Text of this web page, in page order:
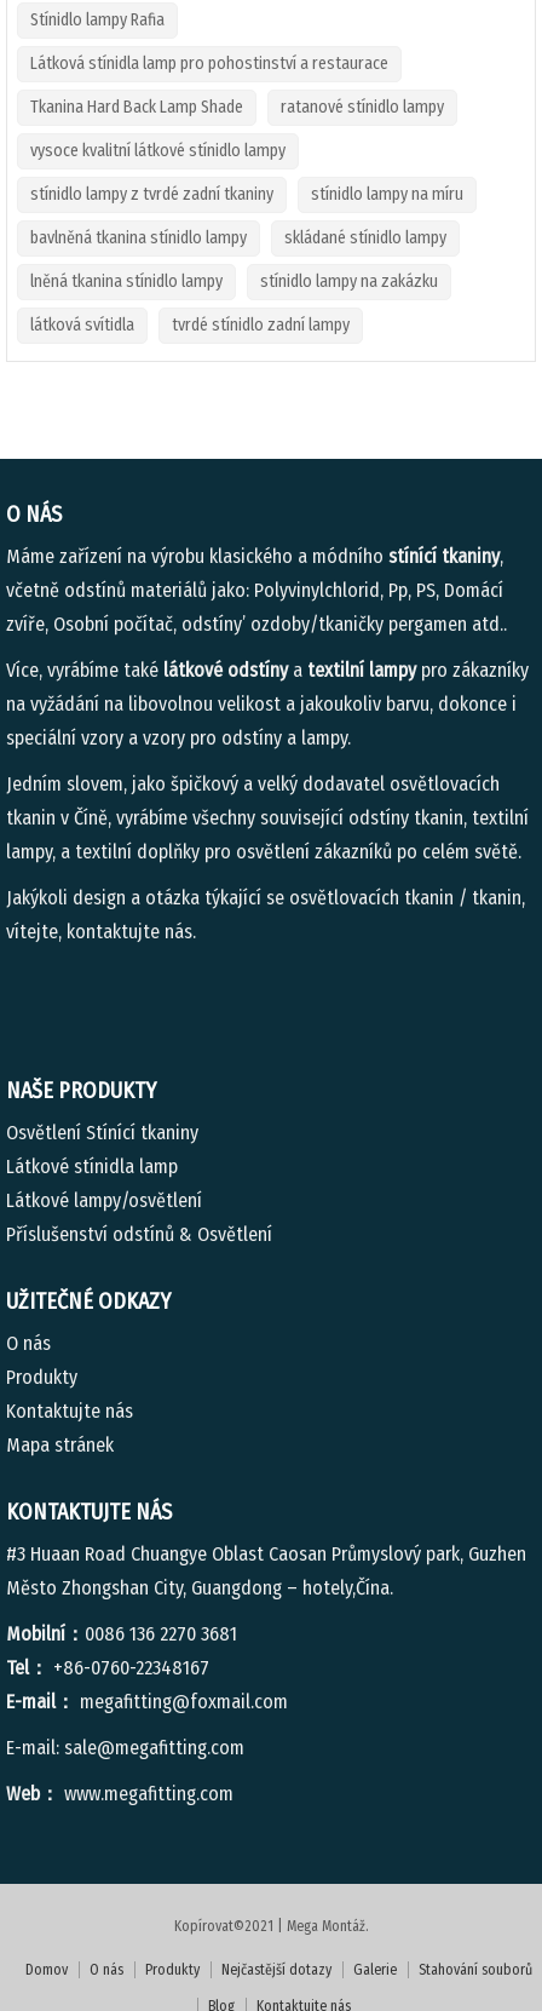
Stínidlo lampy Rafia
Látková stínidla lamp pro pohostinství a restaurace
Tkanina Hard Back Lamp Shade ratanové stínidlo lampy
vysoce kvalitní látkové stínidlo lampy
stínidlo lampy z tvrdé zadní tkaniny stínidlo lampy na míru
bavlněná tkanina stínidlo lampy skládané stínidlo lampy
lněná tkanina stínidlo lampy stínidlo lampy na zakázku
látková svítidla tvrdé stínidlo zadní lampy
O NÁS
Máme zařízení na výrobu klasického a módního stínící tkaniny,
včetně odstínů materiálů jako: Polyvinylchlorid, Pp, PS, Domácí
zvíře, Osobní počítač, odstíny’ ozdoby/tkaničky pergamen atd..
Více, vyrábíme také látkové odstínya textilní lampypro zákazníky
na vyžádání na libovolnou velikost a jakoukoliv barvu, dokonce i
speciální vzory a vzory pro odstíny a lampy.
Jedním slovem, jako špičkový a velký dodavatel osvětlovacích
tkanin v Číně, vyrábíme všechny související odstíny tkanin, textilní
lampy, a textilní doplňky pro osvětlení zákazníků po celém světě.
Jakýkoli design a otázka týkající se osvětlovacích tkanin / tkanin,
vítejte, kontaktujte nás.
NAŠE PRODUKTY
Osvětlení Stínící tkaniny
Látkové stínidla lamp
Látkové lampy/osvětlení
Příslušenství odstínů & Osvětlení
UŽITEČNÉ ODKAZY
O nás
Produkty
Kontaktujte nás
Mapa stránek
KONTAKTUJTE NÁS
#3 Huaan Road Chuangye Oblast Caosan Průmyslový park, Guzhen
Město Zhongshan City, Guangdong – hotely,Čína.
Mobilní： 0086 136 2270 3681
Tel： +86-0760-22348167
E-mail： megafitting@foxmail.com
E-mail: sale@megafitting.com
Web： www.megafitting.com
Kopírovat©2021 | Mega Montáž.
Domov O nás Produkty Nejčastější dotazy Galerie Stahování souborů
Blog Kontaktujte nás